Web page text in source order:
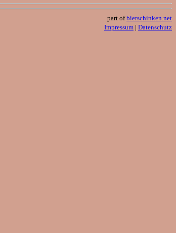
part ofbierschinken.net
Impressum | Datenschutz